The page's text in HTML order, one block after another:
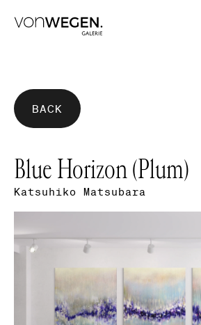
BACK
Blue Horizon (Plum)
Katsuhiko Matsubara